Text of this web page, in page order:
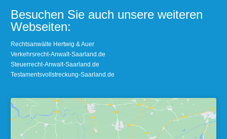
Besuchen Sie auch unsere weiteren
Webseiten:
Rechtsanwälte Hertwig & Auer
Verkehrsrecht-Anwalt-Saarland.de
Steuerrecht-Anwalt-Saarland.de
Testamentsvollstreckung-Saarland.de